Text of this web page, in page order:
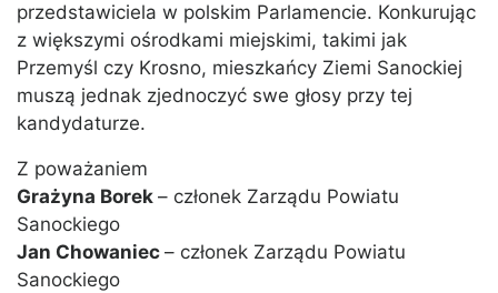
przedstawiciela w polskim Parlamencie. Konkurując
z większymi ośrodkami miejskimi, takimi jak
Przemyśl czy Krosno, mieszkańcy Ziemi Sanockiej
muszą jednak zjednoczyć swe głosy przy tej
kandydaturze.
Z poważaniem
Grażyna Borek – członek Zarządu Powiatu
Sanockiego
Jan Chowaniec – członek Zarządu Powiatu
Sanockiego